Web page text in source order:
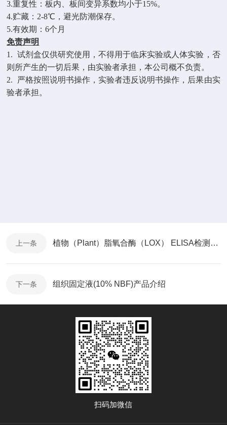
3.重复性：板内、板间变异系数均小于15%。
4.贮藏： 2-8℃，避光防潮保存。
5.有效期：6个月
免责声明
1. 试剂盒仅供研究使用，不得用于临床实验或人体实验，否
则所产生的一切后果，由实验者承担，本公司概不负责。
2.
严格按照说明书操作，实验者违反说明书操作，后果由实
验者承担。
上一条 植物（Plant）脂氧合酶（LOX） ELISA检测试剂盒介绍
下一条 组织固定液(10% NBF)产品介绍
扫码加微信